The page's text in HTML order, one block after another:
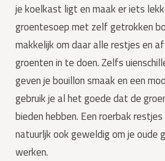
je koelkast ligt en maak er iets
groentesoep met zelf getrokken
makkelijk om daar alle restjes en
groenten in te doen. Zelfs
geven je bouillon smaak en een
gebruik je al het goede dat de
bieden hebben. Een roerbak
natuurljk ook geweldig om je oude
werken.